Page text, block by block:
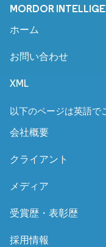
MORDOR
ホーム
お問い合わせ
XML
以下のページは英語で
会社概要
クライアント
メディア
受賞歴・表彰歴
採用情報